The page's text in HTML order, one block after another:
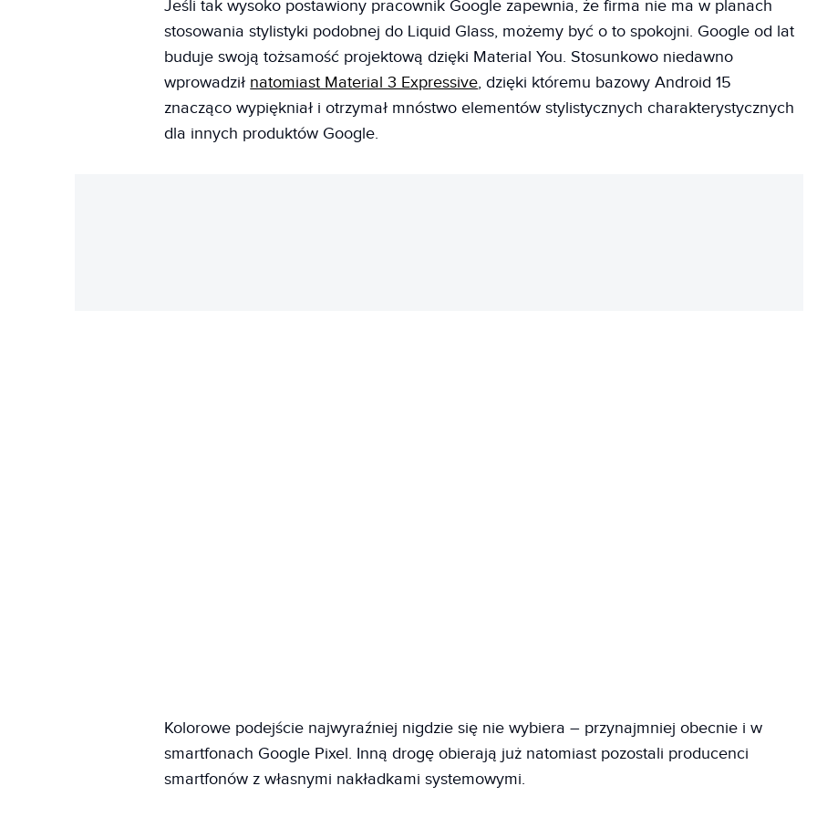
Jeśli tak wysoko postawiony pracownik Google zapewnia, że firma nie ma w planach
stosowania stylistyki podobnej do Liquid Glass, możemy być o to spokojni. Google od lat
buduje swoją tożsamość projektową dzięki Material You. Stosunkowo niedawno
wprowadził natomiast Material 3 Expressive, dzięki któremu bazowy Android 15
znacząco wypiękniał i otrzymał mnóstwo elementów stylistycznych charakterystycznych
dla innych produktów Google.
Kolorowe podejście najwyraźniej nigdzie się nie wybiera – przynajmniej obecnie i w
smartfonach Google Pixel. Inną drogę obierają już natomiast pozostali producenci
smartfonów z własnymi nakładkami systemowymi.